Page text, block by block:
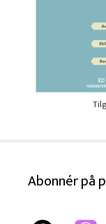
Abonnér på